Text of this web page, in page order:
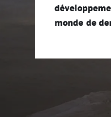
monde de